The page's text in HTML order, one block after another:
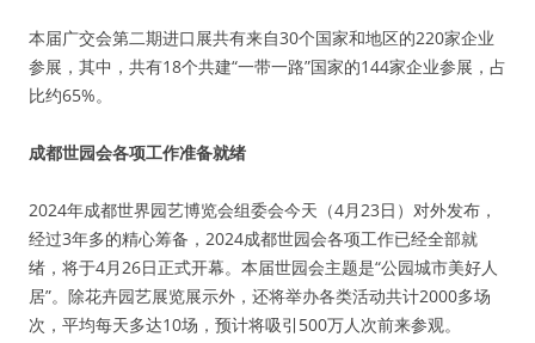
本届广交会第二期进口展共有来自30个国家和地区的220家企业
参展，其中，共有18个共建“一带一路”国家的144家企业参展，占
比约65%。
成都世园会各项工作准备就绪
2024年成都世界园艺博览会组委会今天（4月23日）对外发布，
经过3年多的精心筹备，2024成都世园会各项工作已经全部就
绪，将于4月26日正式开幕。本届世园会主题是“公园城市美好人
居”。除花卉园艺展览展示外，还将举办各类活动共计2000多场
次，平均每天多达10场，预计将吸引500万人次前来参观。